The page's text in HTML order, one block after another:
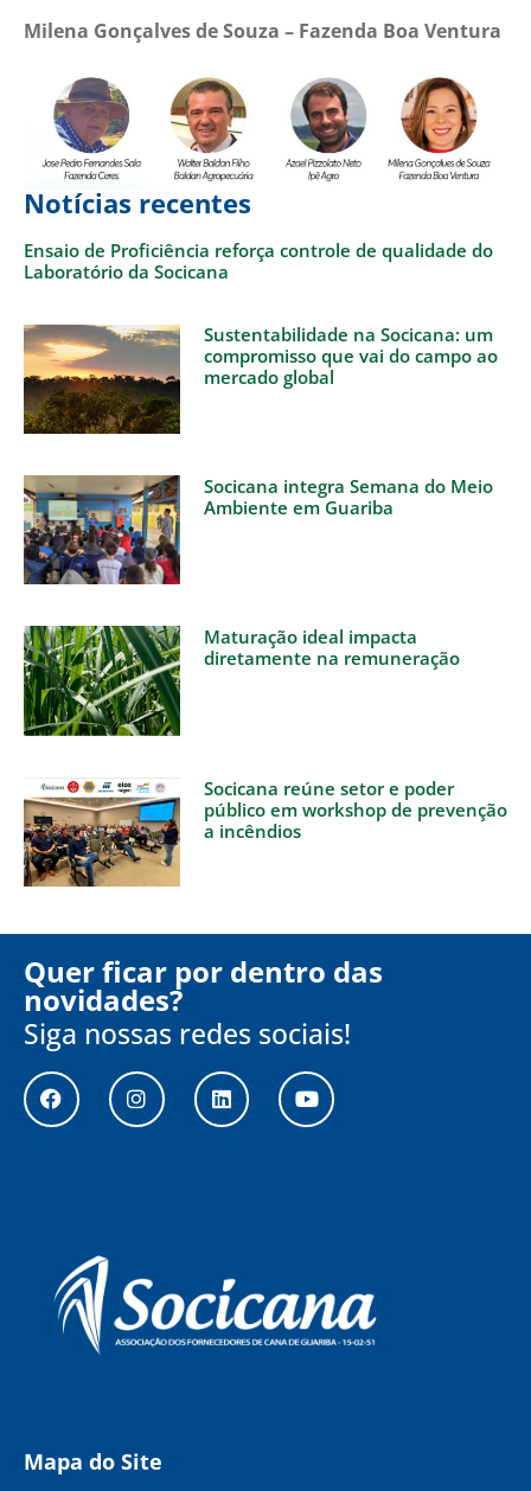
Milena Gonçalves de Souza – Fazenda Boa Ventura
Notícias recentes
Ensaio de Proficiência reforça controle de qualidade do
Laboratório da Socicana
Sustentabilidade na Socicana: um
compromisso que vai do campo ao
mercado global
Socicana integra Semana do Meio
Ambiente em Guariba
Maturação ideal impacta
diretamente na remuneração
Socicana reúne setor e poder
público em workshop de prevenção
a incêndios
Quer ficar por dentro das
novidades?
Siga nossas redes sociais!
Mapa do Site